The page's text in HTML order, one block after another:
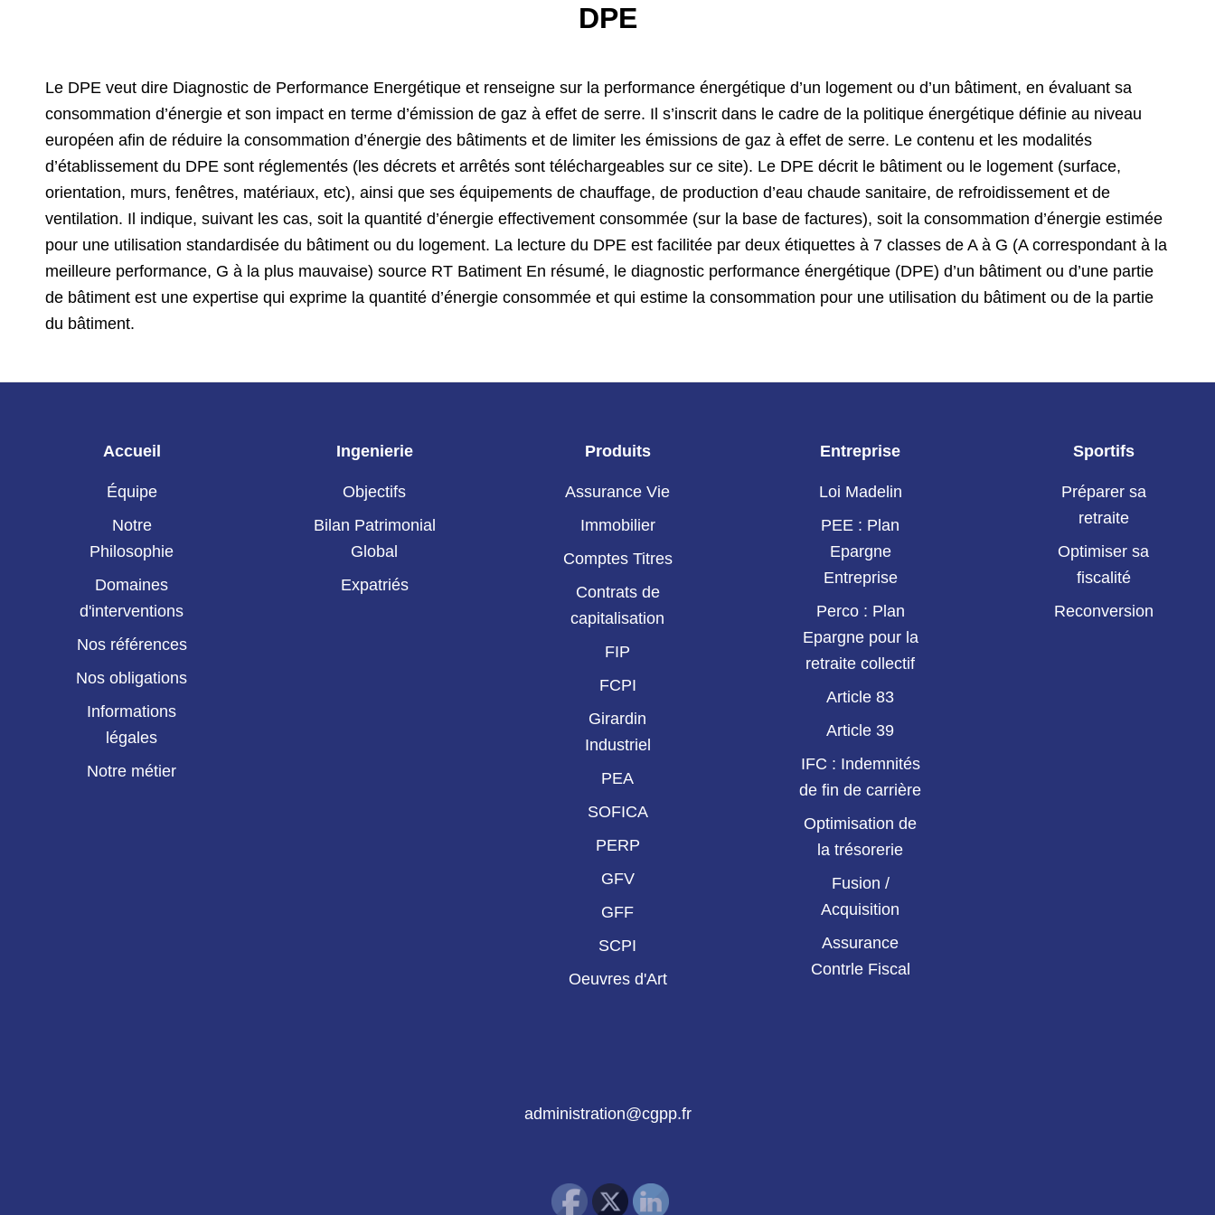
DPE
Le DPE veut dire Diagnostic de Performance Energétique et renseigne sur la performance énergétique d’un logement ou d’un bâtiment, en évaluant sa
consommation d’énergie et son impact en terme d’émission de gaz à effet de serre. Il s’inscrit dans le cadre de la politique énergétique définie au niveau
européen afin de réduire la consommation d’énergie des bâtiments et de limiter les émissions de gaz à effet de serre. Le contenu et les modalités
d’établissement du DPE sont réglementés (les décrets et arrêtés sont téléchargeables sur ce site). Le DPE décrit le bâtiment ou le logement (surface,
orientation, murs, fenêtres, matériaux, etc), ainsi que ses équipements de chauffage, de production d’eau chaude sanitaire, de refroidissement et de
ventilation. Il indique, suivant les cas, soit la quantité d’énergie effectivement consommée (sur la base de factures), soit la consommation d’énergie estimée
pour une utilisation standardisée du bâtiment ou du logement. La lecture du DPE est facilitée par deux étiquettes à 7 classes de A à G (A correspondant à la
meilleure performance, G à la plus mauvaise) source RT Batiment En résumé, le diagnostic performance énergétique (DPE) d’un bâtiment ou d’une partie
de bâtiment est une expertise qui exprime la quantité d’énergie consommée et qui estime la consommation pour une utilisation du bâtiment ou de la partie
du bâtiment.
Accueil
Équipe
Notre
Philosophie
Domaines
d'interventions
Nos références
Nos obligations
Informations
légales
Notre métier
Ingenierie
Objectifs
Bilan Patrimonial
Global
Expatriés
Produits
Assurance Vie
Immobilier
Comptes Titres
Contrats de
capitalisation
FIP
FCPI
Girardin
Industriel
PEA
SOFICA
PERP
GFV
GFF
SCPI
Oeuvres d'Art
Entreprise
Loi Madelin
PEE : Plan
Epargne
Entreprise
Perco : Plan
Epargne pour la
retraite collectif
Article 83
Article 39
IFC : Indemnités
de fin de carrière
Optimisation de
la trésorerie
Fusion /
Acquisition
Assurance
Contrle Fiscal
Sportifs
Préparer sa
retraite
Optimiser sa
fiscalité
Reconversion
administration@cgpp.fr